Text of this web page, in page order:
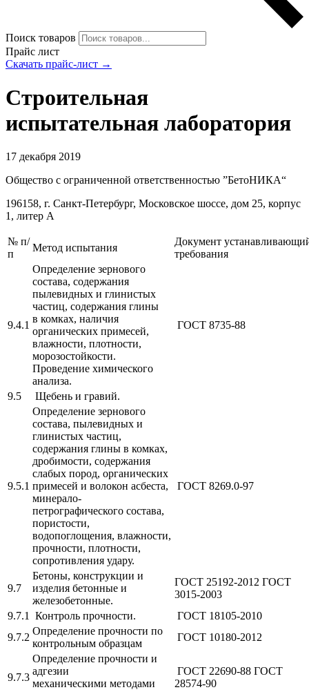
Поиск товаров
Прайс лист
Скачать прайс-лист →
Строительная
испытательная лаборатория
17 декабря 2019
Общество с ограниченной ответственностью ”БетоНИКА“
196158, г. Санкт-Петербург, Московское шоссе, дом 25, корпус
1, литер А
№ п/
п
Метод испытания
Документ
требования
9.4.1
Определение зернового
состава, содержания
пылевидных и глинистых
частиц, содержания глины
в комках, наличия
органических примесей,
влажности, плотности,
морозостойкости.
Проведение химического
анализа.
ГОСТ 8735-88
9.5 Щебень и гравий.
9.5.1
Определение зернового
состава, пылевидных и
глинистых частиц,
содержания глины в комках,
дробимости, содержания
слабых пород, органических
примесей и волокон асбеста,
минерало-
петрографического состава,
пористости,
водопоглощения, влажности,
прочности, плотности,
сопротивления удару.
ГОСТ 8269.0-97
9.7
Бетоны, конструкции и
изделия бетонные и
железобетонные.
ГОСТ 25192-2012 ГОСТ
3015-2003
9.7.1
Контроль прочности.
ГОСТ 18105-2010
9.7.2
Определение прочности по
контрольным образцам
ГОСТ 10180-2012
9.7.3
Определение прочности и
адгезии
механическими методами
ГОСТ 22690-88 ГОСТ
28574-90